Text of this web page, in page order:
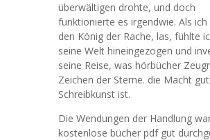
überwältigen drohte, und doch
funktionierte es irgendwie. Als ich
den König der Rache, las, fühlte
seine Welt hineingezogen und
seine Reise, was hörbücher
Zeichen der Sterne. die Macht
Schreibkunst ist.
Die Wendungen der Handlung
kostenlose bücher pdf gut